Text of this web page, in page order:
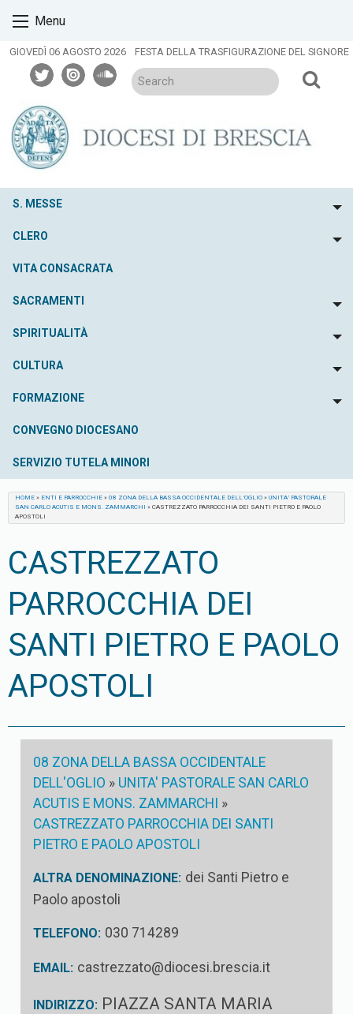
content
Menu
GIOVEDÌ 06 AGOSTO 2026 FESTA DELLA TRASFIGURAZIONE DEL SIGNORE
twitterissuusoundcloud
S. MESSE
CLERO
VITA CONSACRATA
SACRAMENTI
SPIRITUALITÀ
CULTURA
FORMAZIONE
CONVEGNO DIOCESANO
SERVIZIO TUTELA MINORI
HOME » ENTI E PARROCCHIE » 08 ZONA DELLA BASSA OCCIDENTALE DELL’OGLIO » UNITA’ PASTORALE
SAN CARLO ACUTIS E MONS. ZAMMARCHI » CASTREZZATO PARROCCHIA DEI SANTI PIETRO E PAOLO
APOSTOLI
CASTREZZATO
PARROCCHIA DEI
SANTI PIETRO E PAOLO
APOSTOLI
08 ZONA DELLA BASSA OCCIDENTALE
DELL'OGLIO » UNITA' PASTORALE SAN CARLO
ACUTIS E MONS. ZAMMARCHI »
CASTREZZATO PARROCCHIA DEI SANTI
PIETRO E PAOLO APOSTOLI
ALTRA DENOMINAZIONE: dei Santi Pietro e
Paolo apostoli
TELEFONO: 030 714289
EMAIL: castrezzato@diocesi.brescia.it
INDIRIZZO: PIAZZA SANTA MARIA